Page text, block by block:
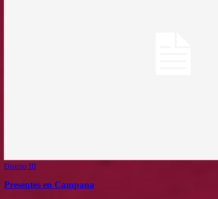
Distrito III
Presentes en Campana